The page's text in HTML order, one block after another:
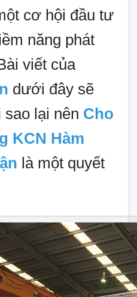
cơ hội đầu tư
năng phát
viết của
dưới đây sẽ
sao lại nên Cho
KCN Hàm
là một quyết